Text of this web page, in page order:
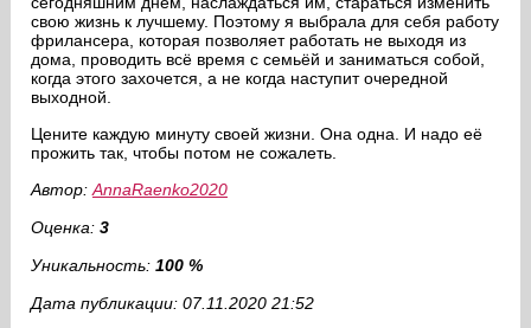
свою жизнь к лучшему. Поэтому я выбрала для себя работу
фрилансера, которая позволяет работать не выходя из
дома, проводить всё время с семьёй и заниматься собой,
когда этого захочется, а не когда наступит очередной
выходной.
Цените каждую минуту своей жизни. Она одна. И надо её
прожить так, чтобы потом не сожалеть.
Автор: AnnaRaenko2020
Оценка: 3
Уникальность: 100 %
Дата публикации: 07.11.2020 21:52